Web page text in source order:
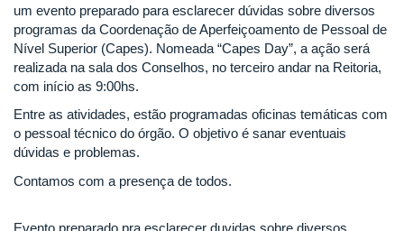
um evento preparado para esclarecer dúvidas sobre diversos
programas da Coordenação de Aperfeiçoamento de Pessoal de
Nível Superior (Capes). Nomeada “Capes Day”, a ação será
realizada na sala dos Conselhos, no terceiro andar na Reitoria,
com início as 9:00hs.
Entre as atividades, estão programadas oficinas temáticas com
o pessoal técnico do órgão. O objetivo é sanar eventuais
dúvidas e problemas.
Contamos com a presença de todos.
Evento preparado pra esclarecer duvidas sobre diversos